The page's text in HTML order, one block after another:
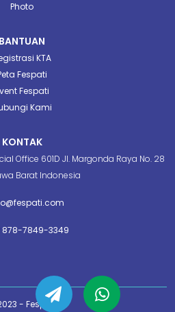
Photo
BANTUAN
KTA
Fespati
Fespati
Kami
KONTAK
Office 601D Jl. Margonda Raya No. 28
Barat Indonesia
878-7849-3349
- Fespati